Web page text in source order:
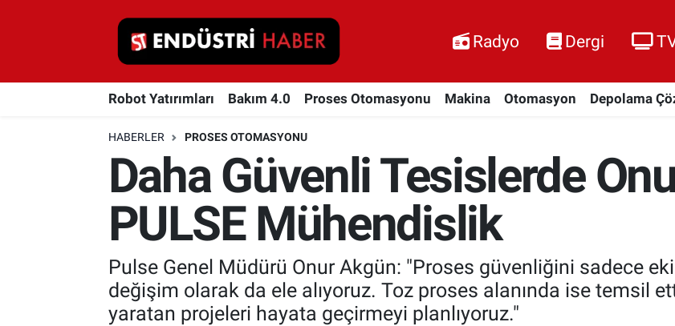
Radyo Dergi
Robot Yatırımları Bakım 4.0 Proses Otomasyonu Makina Otomasyon Depolama
HABERLER PROSES OTOMASYONU
Daha Güvenli Tesislerde
PULSE Mühendislik
Pulse Genel Müdürü Onur Akgün: "Proses güvenliğini sadece
değişim olarak da ele alıyoruz. Toz proses alanında ise temsil
yaratan projeleri hayata geçirmeyi planlıyoruz."
Robot Yatırımları
Proses Otomasyonu
Otomasyon
Depolama Çözümleri
İnşaat ve Malzeme